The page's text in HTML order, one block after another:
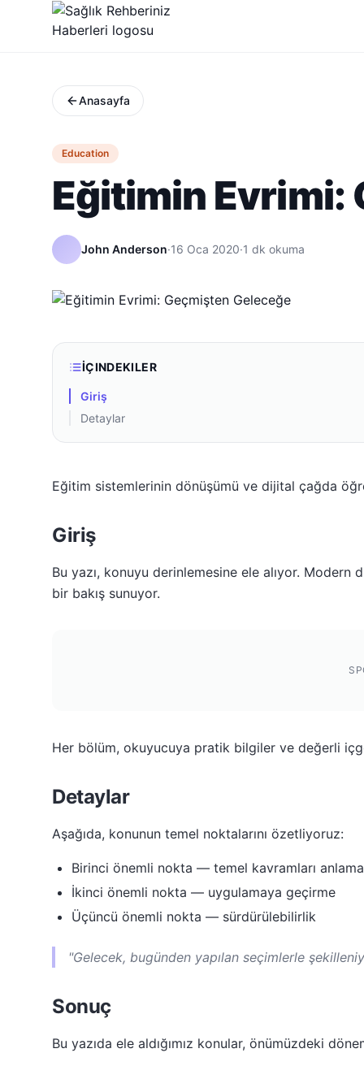
Anasayfa
Education
Eğitimin Evrimi:
John Anderson·16 Oca 2020·1 dk okuma
İÇINDEKILER
Giriş
Detaylar
Eğitim sistemlerinin dönüşümü ve dijital çağda
Giriş
Bu yazı, konuyu derinlemesine ele alıyor. Modern
bir bakış sunuyor.
Her bölüm, okuyucuya pratik bilgiler ve değerli
Detaylar
Aşağıda, konunun temel noktalarını özetliyoruz:
Birinci önemli nokta — temel kavramları anlama
İkinci önemli nokta — uygulamaya geçirme
Üçüncü önemli nokta — sürdürülebilirlik
"Gelecek, bugünden yapılan seçimlerle
Sonuç
Bu yazıda ele aldığımız konular, önümüzdeki